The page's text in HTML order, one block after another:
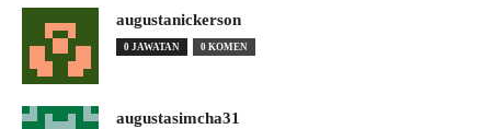
augustanickerson
0 JAWATAN 0 KOMEN
augustasimcha31